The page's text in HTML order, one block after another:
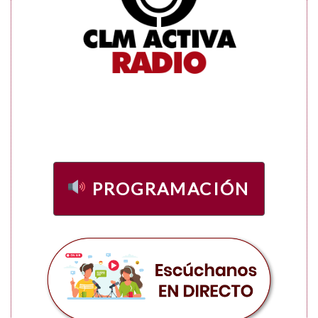
PROGRAMACIÓN